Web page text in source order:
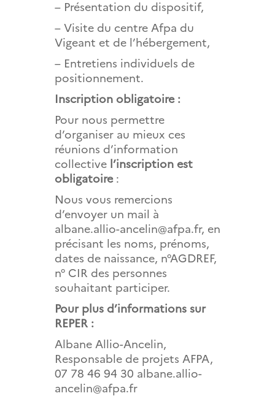
– Présentation du dispositif,
– Visite du centre Afpa du
Vigeant et de l’hébergement,
– Entretiens individuels de
positionnement.
Inscription obligatoire :
Pour nous permettre
d’organiser au mieux ces
réunions d’information
collective l’inscription est
obligatoire :
Nous vous remercions
d’envoyer un mail à
albane.allio-ancelin@afpa.fr, en
précisant les noms, prénoms,
dates de naissance, n°AGDREF,
n° CIR des personnes
souhaitant participer.
Pour plus d’informations sur
REPER :
Albane Allio-Ancelin,
Responsable de projets AFPA,
07 78 46 94 30 albane.allio-
ancelin@afpa.fr